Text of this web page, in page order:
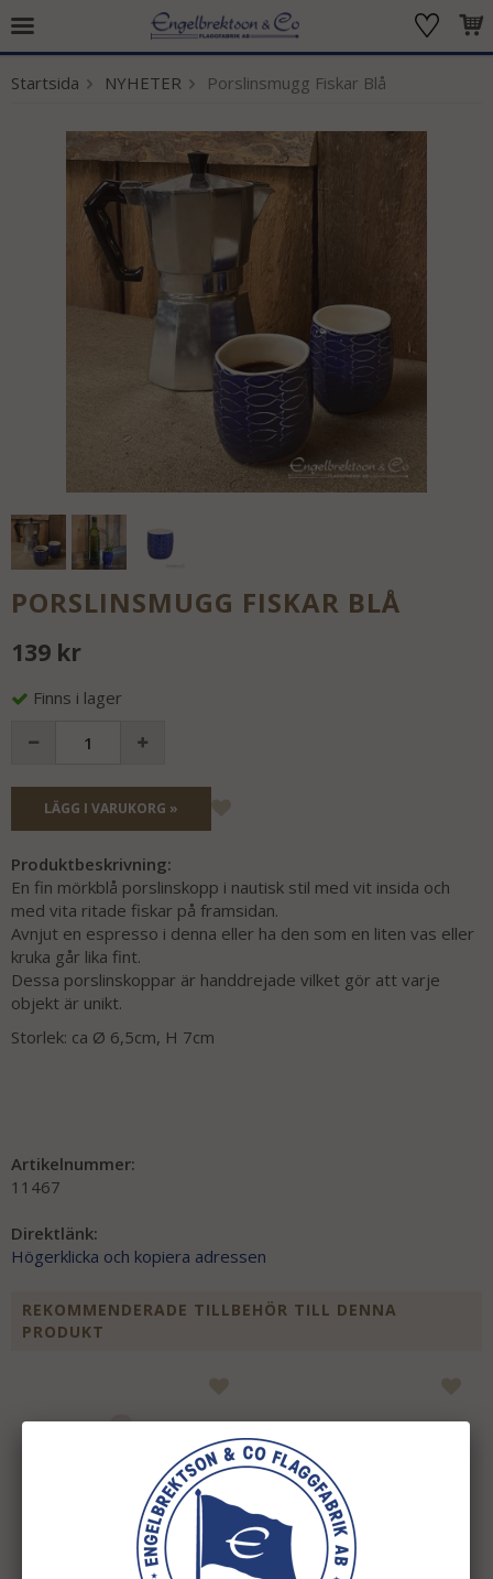
Produkten har blivit tillagd i varukorgen
Startsida NYHETER Porslinsmugg Fiskar Blå
PORSLINSMUGG FISKAR BLÅ
139 kr
Finns i lager
LÄGG I VARUKORG »
Produktbeskrivning:
En fin mörkblå porslinskopp i nautisk stil med vit insida och
med vita ritade fiskar på framsidan.
Avnjut en espresso i denna eller ha den som en liten vas eller
kruka går lika fint.
Dessa porslinskoppar är handdrejade vilket gör att varje
objekt är unikt.
Storlek: ca Ø 6,5cm, H 7cm
Artikelnummer:
11467
Direktlänk:
Högerklicka och kopiera adressen
REKOMMENDERADE TILLBEHÖR TILL DENNA
PRODUKT